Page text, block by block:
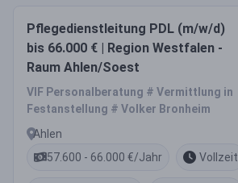
Pflegedienstleitung PDL (m/w/d)
bis 66.000 € | Region Westfalen -
Raum Ahlen/Soest
VIF Personalberatung # Vermittlung in
Festanstellung # Volker Bronheim
Ahlen
57.600 - 66.000 €/Jahr
Vollzeit